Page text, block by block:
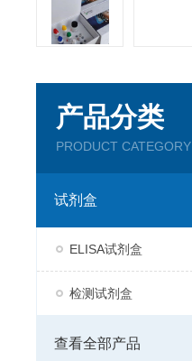
产品分类
PRODUCT CATEGORY
试剂盒
ELISA试剂盒
检测试剂盒
查看全部产品